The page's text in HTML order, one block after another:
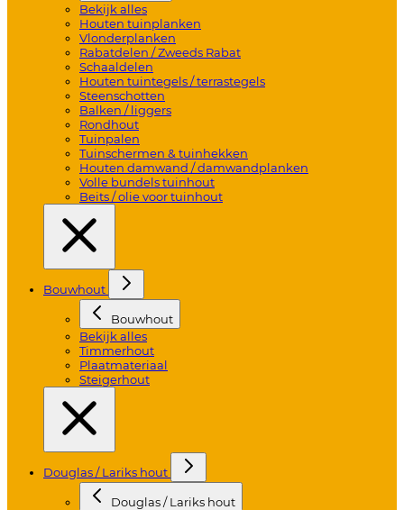
Bekijk alles
Houten tuinplanken
Vlonderplanken
Rabatdelen / Zweeds Rabat
Schaaldelen
Houten tuintegels / terrastegels
Steenschotten
Balken / liggers
Rondhout
Tuinpalen
Tuinschermen & tuinhekken
Houten damwand / damwandplanken
Volle bundels tuinhout
Beits / olie voor tuinhout
Bouwhout
Bouwhout
Bekijk alles
Timmerhout
Plaatmateriaal
Steigerhout
Douglas / Lariks hout
Douglas / Lariks hout